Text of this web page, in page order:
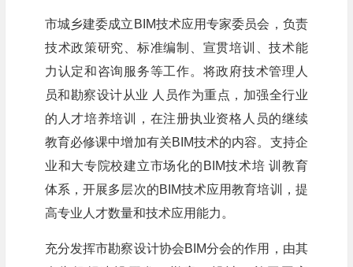
市城乡建委成立BIM技术应用专家委员会，负责
技术政策研究、标准编制、宣贯培训、技术能
力认定和咨询服务等工作。将政府技术管理人
员和勘察设计从业 人员作为重点，加强全行业
的人才培养培训，在注册执业资格人员的继续
教育必修课中增加有关BIM技术的内容。支持企
业和大专院校建立市场化的BIM技术培 训教育
体系，开展多层次的BIM技术应用教育培训，提
高专业人才数量和技术应用能力。
充分发挥市勘察设计协会BIM分会的作用，由其